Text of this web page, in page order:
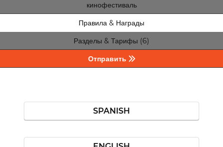
кинофестиваль
Правила & Награды
Разделы & Тарифы (6)
Отправить
SPANISH